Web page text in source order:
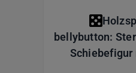
bellybutton:
Schiebefigur